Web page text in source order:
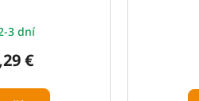
3 dní
€